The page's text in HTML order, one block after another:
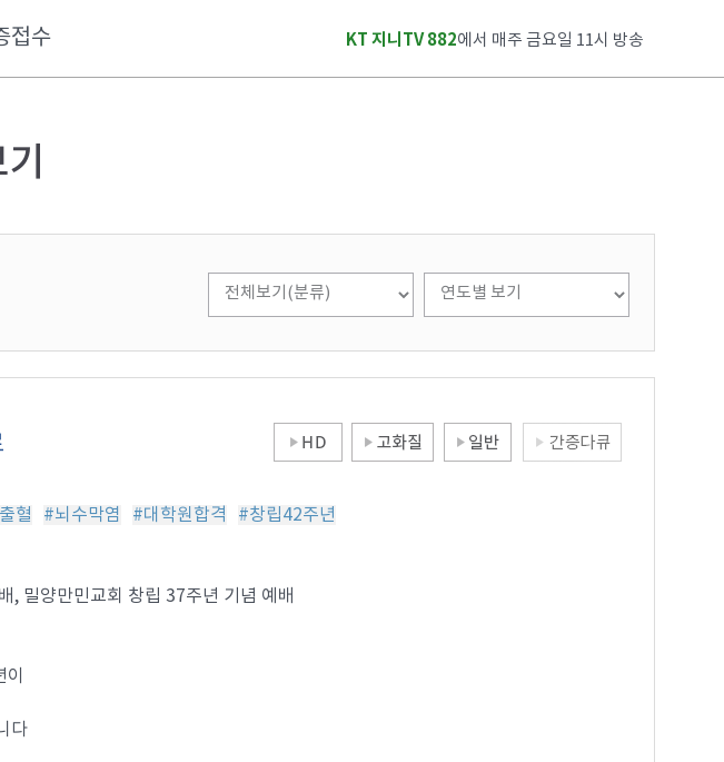
접수 KT 지니TV 882에서 매주 금요일 11시 방송
혈 #뇌수막염 #대학원합격 #창립42주년
, 밀양만민교회 창립 37주년 기념 예배
다